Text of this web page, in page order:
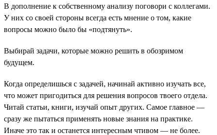
В дополнение к собственному анализу поговори с коллегами.
У них со своей стороны всегда есть мнение о том, какие
вопросы можно было бы «подтянуть».
Выбирай задачи, которые можно решить в обозримом
будущем.
Когда определишься с задачей, начинай активно изучать все,
что может пригодиться для решения вопросов твоего отдела.
Читай статьи, книги, изучай опыт других. Самое главное —
сразу же пытаться применять новые знания на практике.
Иначе это так и останется интересным чтивом — не более.